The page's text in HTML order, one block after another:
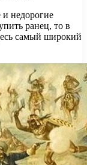
и недорогие
ранец, то в
самый широкий